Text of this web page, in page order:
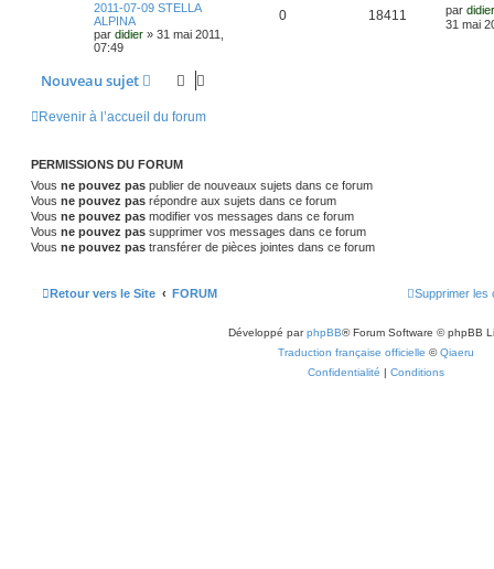
2011-07-09 STELLA
ALPINA
par didier » 31 mai 2011,
07:49
0 18411 par didier
31 mai
Nouveau sujet
Revenir à l’accueil du forum
PERMISSIONS DU FORUM
Vous ne pouvez pas publier de nouveaux sujets dans ce forum
Vous ne pouvez pas répondre aux sujets dans ce forum
Vous ne pouvez pas modifier vos messages dans ce forum
Vous ne pouvez pas supprimer vos messages dans ce forum
Vous ne pouvez pas transférer de pièces jointes dans ce forum
Retour vers le Site FORUM Supprimer les
Développé parphpBB® Forum Software © phpBB
Traduction française officielle ©Qiaeru
Confidentialité | Conditions